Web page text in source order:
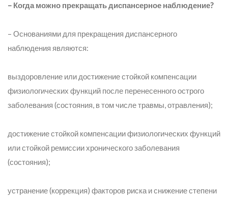
– Когда можно прекращать диспансерное наблюдение?
– Основаниями для прекращения диспансерного
наблюдения являются:
выздоровление или достижение стойкой компенсации
физиологических функций после перенесенного острого
заболевания (состояния, в том числе травмы, отравления);
достижение стойкой компенсации физиологических функций
или стойкой ремиссии хронического заболевания
(состояния);
устранение (коррекция) факторов риска и снижение степени